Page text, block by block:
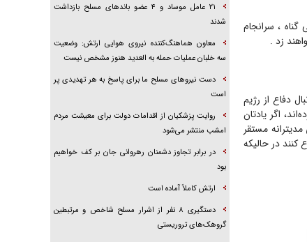
، سرانجام
زد .
دفاع از رژیم
اگر یادتان
مستقر
در حالیکه
۲۱ عامل موساد و ۴ عضو باند‌های مسلح بازداشت
شدند
معاون هماهنگ‌کننده نیروی هوایی ارتش: وضعیت
سه خلبان عملیات حمله به العدید هنوز مشخص نیست
دست نیرو‌های مسلح ما برای پاسخ به هر تهدیدی پر
است
روایت پزشکیان از اقدامات دولت برای معیشت مردم
امشب منتشر می‌شود
در برابر تجاوز دشمنان رهروانی جان بر کف خواهیم
بود
ارتش کاملاً آماده است
دستگیری ۸ نفر از اشرار مسلح شاخص و مرتبطین
گروهک‌های تروریستی